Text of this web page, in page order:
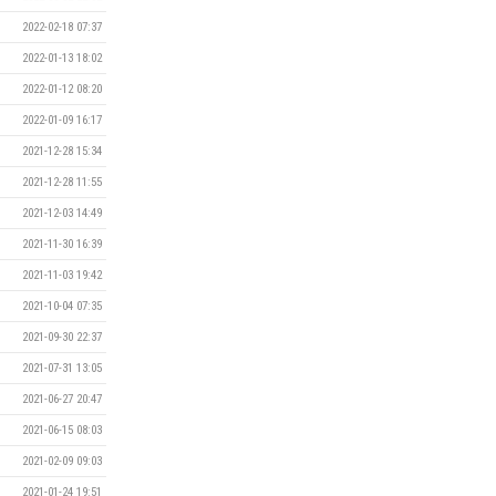
2022-02-18 07:37
2022-01-13 18:02
2022-01-12 08:20
2022-01-09 16:17
2021-12-28 15:34
2021-12-28 11:55
2021-12-03 14:49
2021-11-30 16:39
2021-11-03 19:42
2021-10-04 07:35
2021-09-30 22:37
2021-07-31 13:05
2021-06-27 20:47
2021-06-15 08:03
2021-02-09 09:03
2021-01-24 19:51